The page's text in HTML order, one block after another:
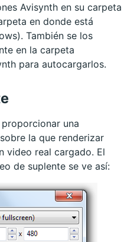
Avisynth en su carpeta
en donde está
También se los
en la carpeta
para autocargarlos.
una
la que renderizar
video real cargado. El
de suplente se ve así: